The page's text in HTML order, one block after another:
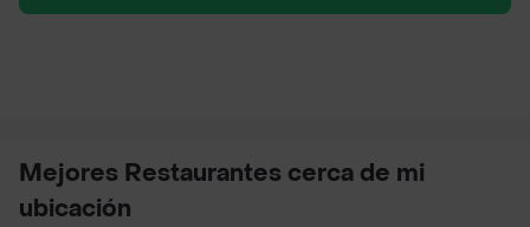
Mejores Restaurantes cerca de mi
ubicación